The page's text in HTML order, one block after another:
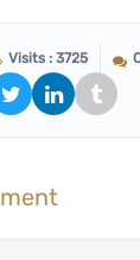
Visits : 3725